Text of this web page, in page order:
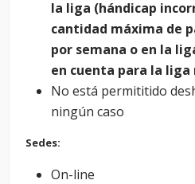
la liga (hándicap
cantidad máxima de
por semana o en la
en cuenta para la
No está permititido
ningún caso
Sedes:
On-line